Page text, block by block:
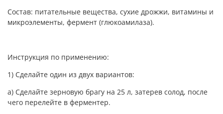
Состав: питательные вещества, сухие дрожжи, витамины и
микроэлементы, фермент (глюкоамилаза).
Инструкция по применению:
1) Сделайте один из двух вариантов:
а) Сделайте зерновую брагу на 25 л, затерев солод, после
чего перелейте в ферментер.